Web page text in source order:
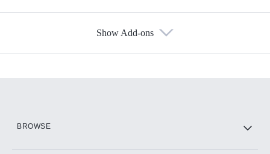
Show Add-ons
BROWSE